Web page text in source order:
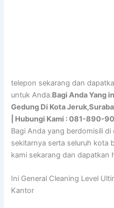
telepon sekarang dan
untuk Anda.Bagi Anda Yang
Gedung Di Kota
| Hubungi Kami : 081-890-
Bagi Anda yang berdomisili di
sekitarnya serta seluruh kota
kami sekarang dan dapatkan
Ini General Cleaning Level
Kantor